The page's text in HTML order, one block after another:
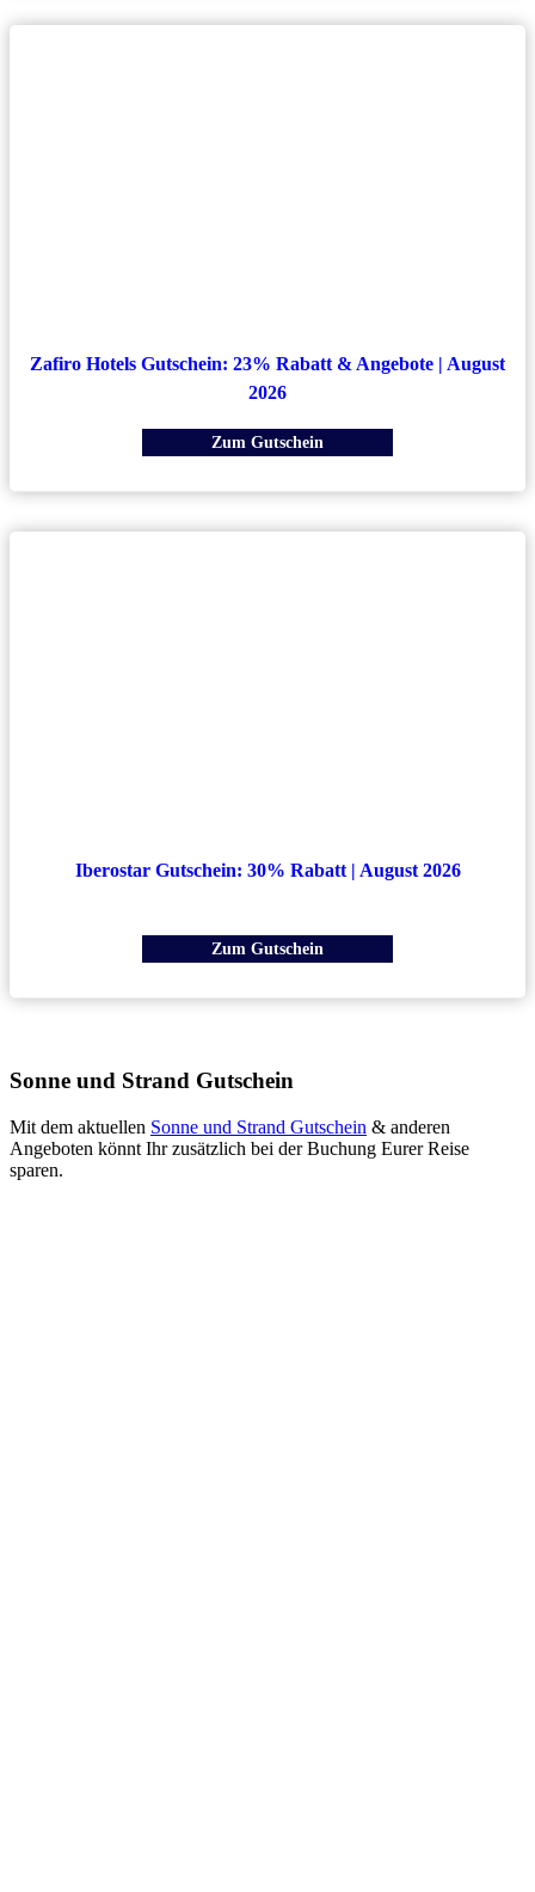
Zafiro Hotels Gutschein: 23% Rabatt & Angebote | August
2026
Zum Gutschein
Iberostar Gutschein: 30% Rabatt | August 2026
Zum Gutschein
Sonne und Strand Gutschein
Mit dem aktuellen Sonne und Strand Gutschein & anderen
Angeboten könnt Ihr zusätzlich bei der Buchung Eurer Reise
sparen.